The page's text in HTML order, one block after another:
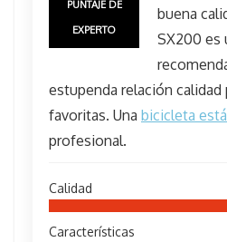
PUNTAJE DE
EXPERTO
buena
SX200 es
estupenda relación
favoritas. Una bicicleta
profesional.
Calidad
Características